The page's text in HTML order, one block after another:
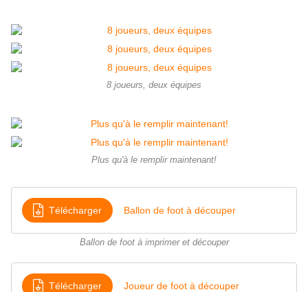
8 joueurs, deux équipes
Plus qu'à le remplir maintenant!
Télécharger Ballon de foot à découper
Ballon de foot à imprimer et découper
Télécharger Joueur de foot à découper